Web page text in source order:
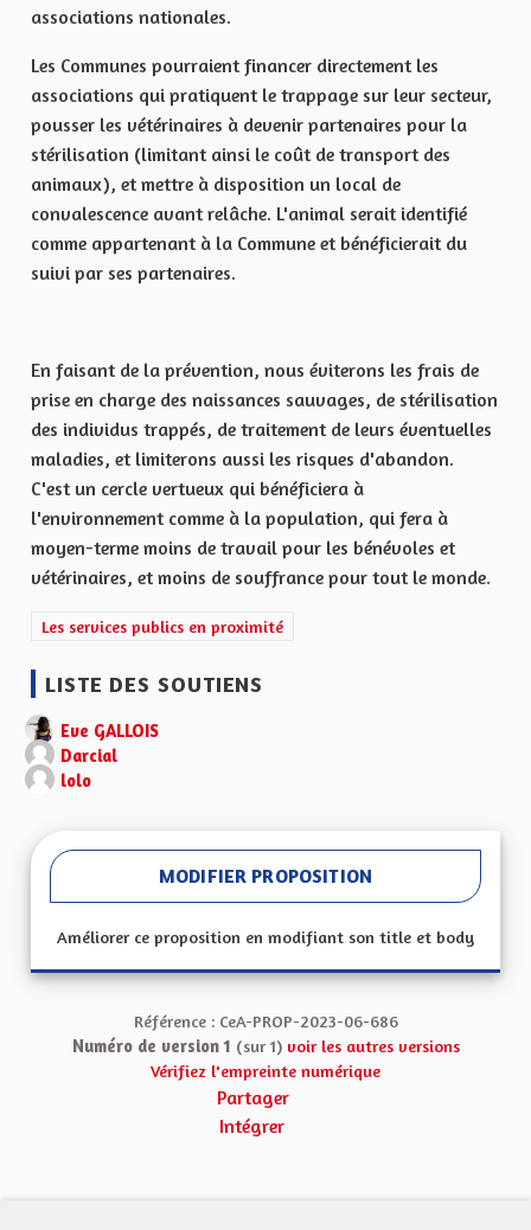
associations nationales.
Les Communes pourraient financer directement les
associations qui pratiquent le trappage sur leur secteur,
pousser les vétérinaires à devenir partenaires pour la
stérilisation (limitant ainsi le coût de transport des
animaux), et mettre à disposition un local de
convalescence avant relâche. L'animal serait identifié
comme appartenant à la Commune et bénéficierait du
suivi par ses partenaires.
En faisant de la prévention, nous éviterons les frais de
prise en charge des naissances sauvages, de stérilisation
des individus trappés, de traitement de leurs éventuelles
maladies, et limiterons aussi les risques d'abandon.
C'est un cercle vertueux qui bénéficiera à
l'environnement comme à la population, qui fera à
moyen-terme moins de travail pour les bénévoles et
vétérinaires, et moins de souffrance pour tout le monde.
Filtrer les résultats de la catégorie : Les services publics en
Les services publics en proximité
LISTE DES SOUTIENS
Eve GALLOIS
Darcial
lolo
MODIFIER PROPOSITION
Améliorer ce proposition en modifiant son title et body
Référence : CeA-PROP-2023-06-686
Numéro de version 1 (sur 1) voir les autres versions
Vérifiez l'empreinte numérique
Partager
Intégrer